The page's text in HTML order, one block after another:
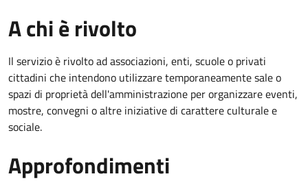
A chi è rivolto
Il servizio è rivolto ad associazioni, enti, scuole o privati
cittadini che intendono utilizzare temporaneamente sale o
spazi di proprietà dell'amministrazione per organizzare eventi,
mostre, convegni o altre iniziative di carattere culturale e
sociale.
Approfondimenti